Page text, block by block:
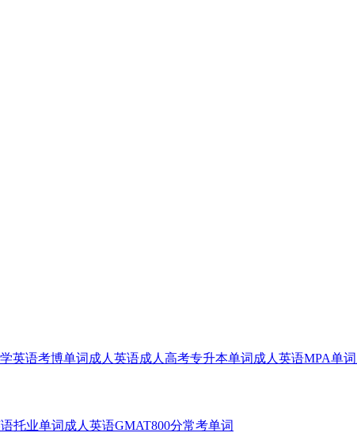
英语考博单词 成人英语成人高考专升本单词 成人英语MPA单词
托业单词 成人英语GMAT800分常考单词